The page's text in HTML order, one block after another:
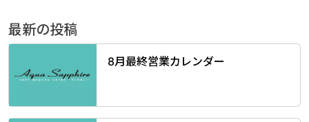
最新の投稿
8月最終営業カレンダー